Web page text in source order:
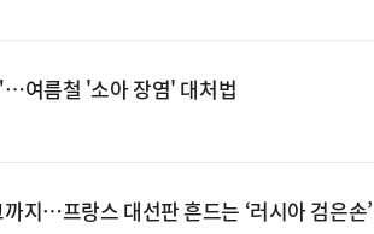
여름철 '소아 장염' 대처법
지…프랑스 대선판 흔드는 ‘러시아 검은손’